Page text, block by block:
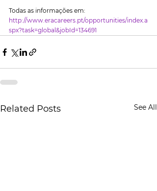
Todas as informações em:
http://www.eracareers.pt/opportunities/index.a
spx?task=global&jobId=134691
Related Posts See All